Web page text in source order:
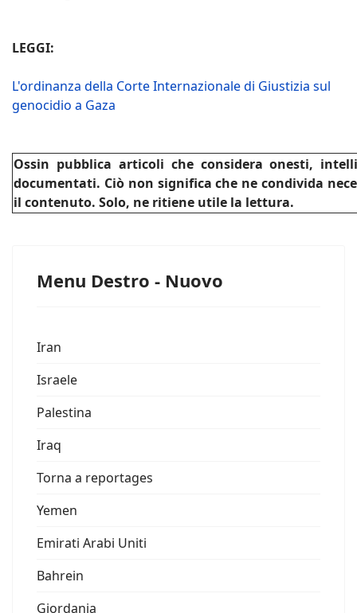
LEGGI:
L'ordinanza della Corte Internazionale di Giustizia sul
genocidio a Gaza
Ossin pubblica articoli che considera onesti,
documentati. Ciò non significa che ne condivida
il contenuto. Solo, ne ritiene utile la lettura.
Menu Destro - Nuovo
Iran
Israele
Palestina
Iraq
Torna a reportages
Yemen
Emirati Arabi Uniti
Bahrein
Giordania